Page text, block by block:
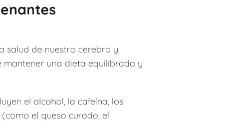
salud de nuestro cerebro y
mantener una dieta equilibrada y
el alcohol, la cafeína, los
el queso curado, el